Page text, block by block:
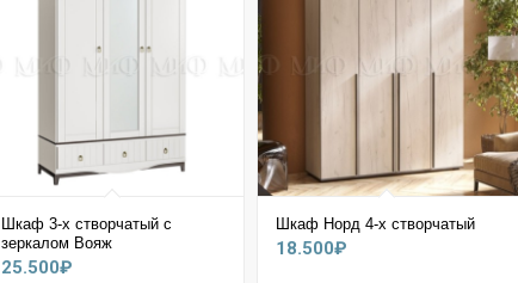
Шкаф 3-х створчатый с
зеркалом Вояж
25.500₽
Шкаф Норд 4-х створчатый
18.500₽